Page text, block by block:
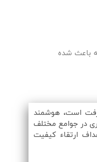
باعث شده
است، هوشمند
در جوامع مختلف
ارتقاء کیفیت